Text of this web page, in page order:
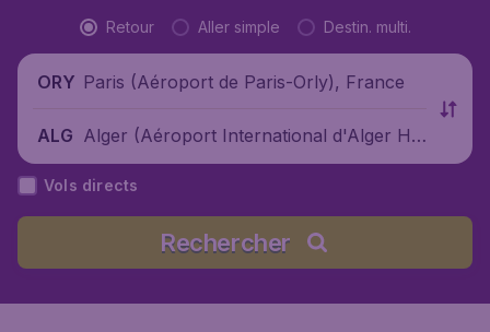
Retour Aller simple Destin. multi.
ORY Paris (Aéroport de Paris-Orly), France
ALG Alger (Aéroport International d'Alger Ho
uari Boumediène), Algérie
Vols directs
Rechercher